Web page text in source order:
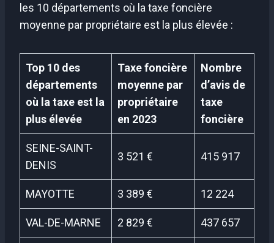
les 10 départements où la taxe foncière
moyenne par propriétaire est la plus élevée :
Top 10 des
départements
où la taxe est la
plus élevée
Taxe foncière
moyenne par
propriétaire
en 2023
Nombre
d’avis de
taxe
foncière
SEINE-SAINT-
DENIS
3 521 € 415 917
MAYOTTE 3 389 € 12 224
VAL-DE-MARNE 2 829 € 437 657